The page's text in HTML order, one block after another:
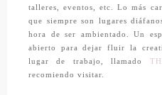
talleres, eventos, etc. Lo más
que siempre son lugares
hora de ser ambientado. Un
abierto para dejar fluir la
lugar de trabajo, llamado
recomiendo visitar.